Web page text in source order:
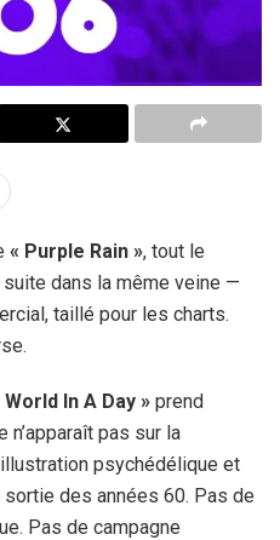
« Purple Rain », tout le
suite dans la même veine —
taillé pour les charts.
In A Day » prend
pas sur la
psychédélique et
des années 60. Pas de
Pas de campagne